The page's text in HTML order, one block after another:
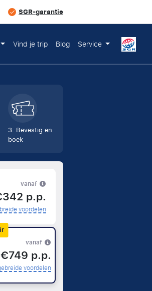
SGR-garantie
Vind je trip Blog Service
3. Bevestig en
boek
vanaf
p.p.
voordelen
vanaf
€749 p.p.
voordelen